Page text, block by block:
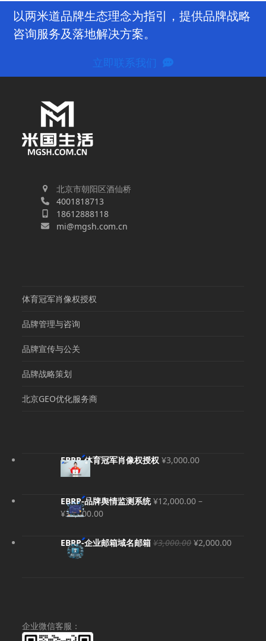
以两米道品牌生态理念为指引，提供品牌战略
咨询服务及落地解决方案。
立即联系我们
北京市朝阳区酒仙桥
4001818713
18612888118
mi@mgsh.com.cn
体育冠军肖像权授权
品牌管理与咨询
品牌宣传与公关
品牌战略策划
北京GEO优化服务商
EBRP-体育冠军肖像权授权 ¥3,000.00
EBRP-品牌舆情监测系统 ¥12,000.00 –
¥36,000.00价
范
围：
EBRP-企业邮箱域名邮箱 ¥3,000.00 原
¥2,000.00当
企业微信客服：